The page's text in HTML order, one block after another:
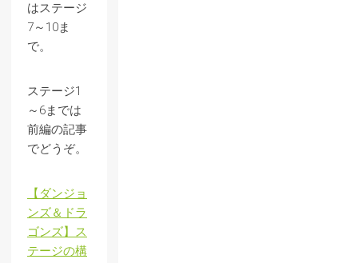
はステージ
7～10ま
で。
ステージ1
～6までは
前編の記事
でどうぞ。
【ダンジョ
ンズ＆ドラ
ゴンズ】ス
テージの構